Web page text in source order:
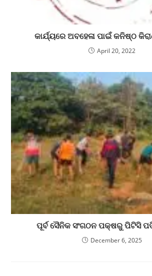
କାର୍ଯ୍ୟରେ ଅବହେଳା ପାଇଁ କନିଷ୍ଠ
April 20, 2022
ପୂର୍ବ ସୈନିକ ସଂଗଠନ ପକ୍ଷରୁ ପିଟିସି
December 6, 2025